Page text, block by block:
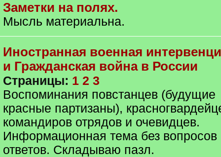
Заметки на полях.
Мысль материальна.
Иностранная военная
и Гражданская война в России
Страницы: 1 2 3
Воспоминания повстанцев (будущие
красные партизаны),
командиров отрядов и очевидцев.
Информационная тема без вопросов
ответов. Складываю пазл.